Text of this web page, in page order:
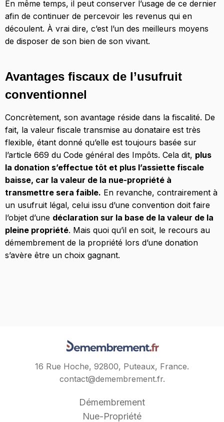
En même temps, il peut conserver l’usage de ce dernier
afin de continuer de percevoir les revenus qui en
découlent. À vrai dire, c’est l’un des meilleurs moyens
de disposer de son bien de son vivant.
Avantages fiscaux de l’usufruit
conventionnel
Concrètement, son avantage réside dans la fiscalité. De
fait, la valeur fiscale transmise au donataire est très
flexible, étant donné qu’elle est toujours basée sur
l’article 669 du Code général des Impôts. Cela dit, plus
la donation s’effectue tôt et plus l’assiette fiscale
baisse, car la valeur de la nue-propriété à
transmettre sera faible. En revanche, contrairement à
un usufruit légal, celui issu d’une convention doit faire
l’objet d’une déclaration sur la base de la valeur de la
pleine propriété. Mais quoi qu’il en soit, le recours au
démembrement de la propriété lors d’une donation
s’avère être un choix gagnant.
16 Rue Hoche, 92800, Puteaux, France.
contact@demembrement.fr.
Démembrement
Nue-Propriété